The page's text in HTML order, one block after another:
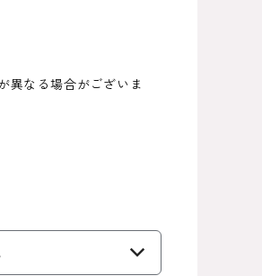
異なる場合がございま